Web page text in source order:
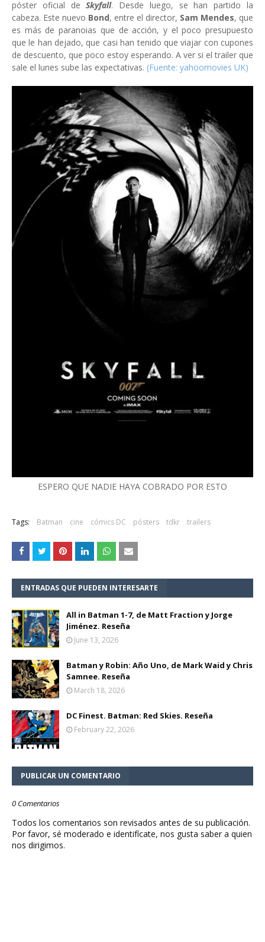
póster oficial deSkyfall. Desde luego, se han partido la
cabeza. Este nuevo Bond, entre el director, Sam Mendes, que
es más de paranoias que de acción, y el poco presupuesto
que le han dejado, que casi han tenido que viajar con cupones
de descuento, que poco estoy esperando. A ver si el trailer que
sale el lunes sube las expectativas. (Fuente: yahoomovies UK)
ESPERO QUE NADIE HAYA COBRADO POR ESTO
Tags: Batman cine cómics DC pósters tdkr trailers
ENTRADAS QUE PUEDEN INTERESARTE
All in Batman 1-7, de Matt Fraction y Jorge
Jiménez. Reseña
June 13, 2026
Batman y Robin: Año Uno, de Mark Waid y Chris
Samnee. Reseña
March 18, 2026
DC Finest. Batman: Red Skies. Reseña
February 22, 2026
PUBLICAR UN COMENTARIO
0 Comentarios
Todos los comentarios son revisados antes de su publicación.
Por favor, sé moderado e identifícate, nos gusta saber a quien
nos dirigimos.